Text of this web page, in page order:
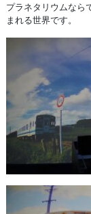
プラネタリウムなら
まれる世界です。